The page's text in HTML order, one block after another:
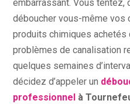
embarrassant. Vous tentez,
déboucher vous-même vos
produits chimiques
problèmes de canalisation
quelques semaines
décidez d’appeler un
professionnel à